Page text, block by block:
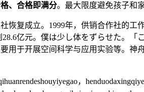
、合格即满分。最大限度避免孩子和
复成立。1999年，供销合作社的工
28.6亿元。僕は少し体をずらせた
用于开展空间科学与应用实验等。
，